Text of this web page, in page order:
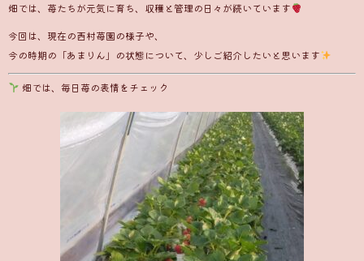
畑では、苺たちが元気に育ち、収穫と管理の日々が続いています
今回は、現在の西村苺園の様子や、
今の時期の「あまりん」の状態について、少しご紹介したいと思います
畑では、毎日苺の表情をチェック